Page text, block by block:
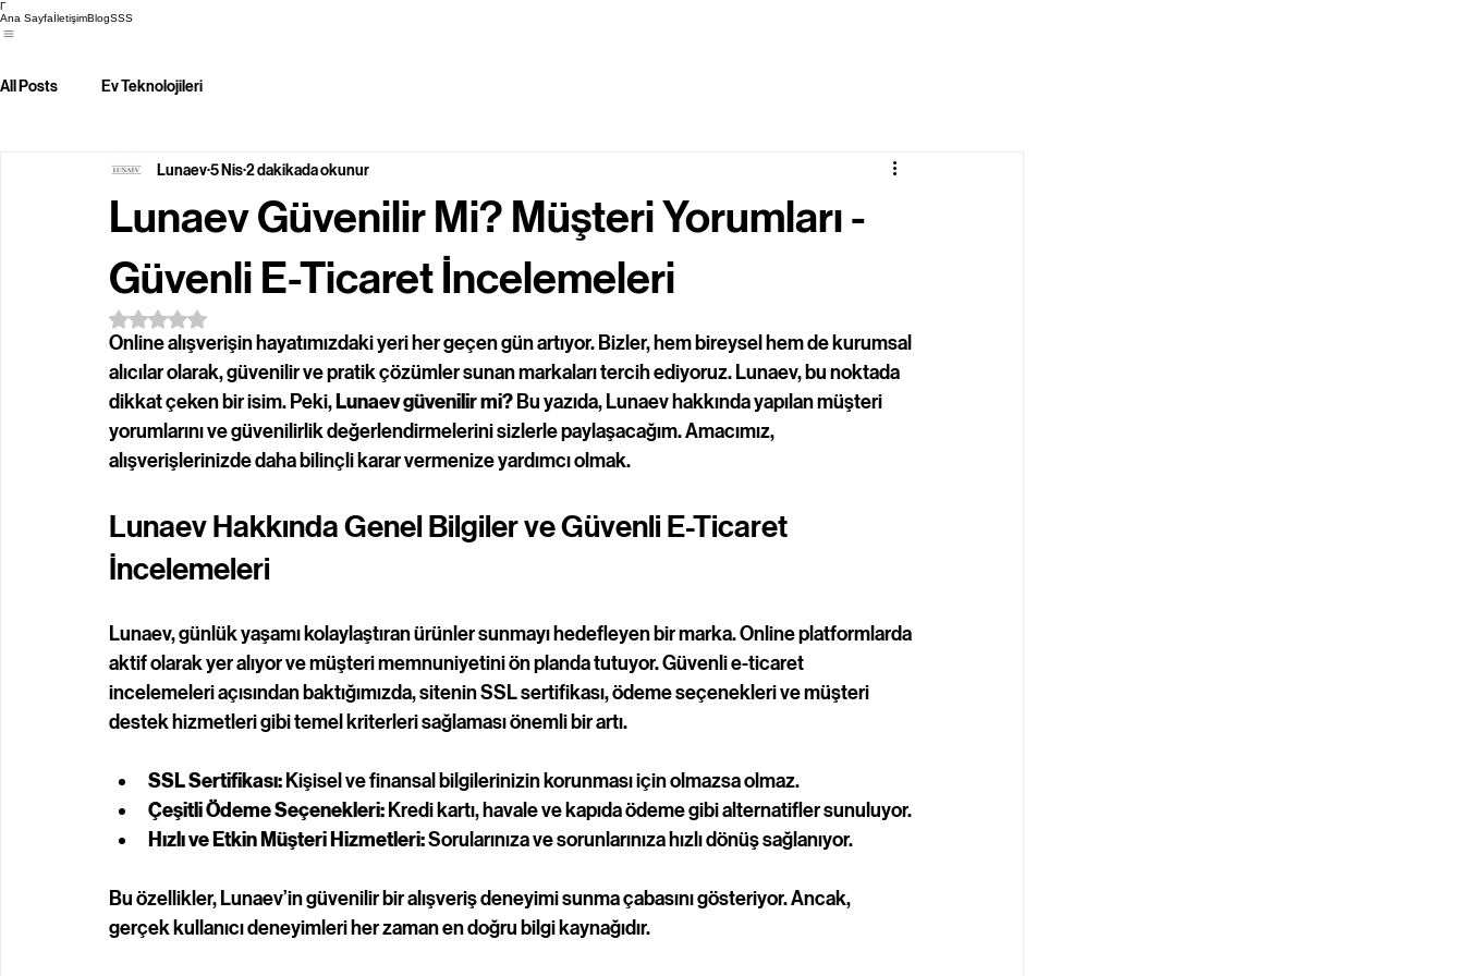
Γ
Ana SayfaİletişimBlogSSS
All Posts Ev Teknolojileri
Lunaev Güvenilir Mi? Müşteri Yorumları -
Güvenli E-Ticaret İncelemeleri
Lunaev5 Nis2 dakikada okunur
5 üzerinden NaN yıldız
Online alışverişin hayatımızdaki yeri her geçen gün artıyor. Bizler, hem bireysel hem de kurumsal
alıcılar olarak, güvenilir ve pratik çözümler sunan markaları tercih ediyoruz. Lunaev, bu noktada
dikkat çeken bir isim. Peki, Lunaev güvenilir mi? Bu yazıda, Lunaev hakkında yapılan müşteri
yorumlarını ve güvenilirlik değerlendirmelerini sizlerle paylaşacağım. Amacımız,
alışverişlerinizde daha bilinçli karar vermenize yardımcı olmak.
Lunaev Hakkında Genel Bilgiler ve Güvenli E-Ticaret
İncelemeleri
Lunaev, günlük yaşamı kolaylaştıran ürünler sunmayı hedefleyen bir marka. Online platformlarda
aktif olarak yer alıyor ve müşteri memnuniyetini ön planda tutuyor. Güvenli e-ticaret
incelemeleri açısından baktığımızda, sitenin SSL sertifikası, ödeme seçenekleri ve müşteri
destek hizmetleri gibi temel kriterleri sağlaması önemli bir artı.
SSL Sertifikası: Kişisel ve finansal bilgilerinizin korunması için olmazsa olmaz.
Çeşitli Ödeme Seçenekleri: Kredi kartı, havale ve kapıda ödeme gibi alternatifler sunuluyor.
Hızlı ve Etkin Müşteri Hizmetleri: Sorularınıza ve sorunlarınıza hızlı dönüş sağlanıyor.
Bu özellikler, Lunaev’in güvenilir bir alışveriş deneyimi sunma çabasını gösteriyor. Ancak,
gerçek kullanıcı deneyimleri her zaman en doğru bilgi kaynağıdır.